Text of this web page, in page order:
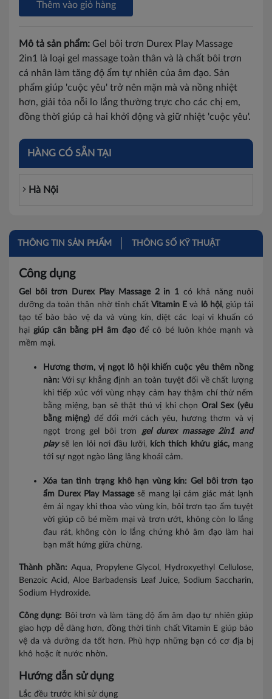
Thêm vào giỏ hàng
Mô tả sản phẩm: Gel bôi trơn Durex Play Massage
2in1 là loại gel massage toàn thân và là chất bôi trơn
cá nhân làm tăng độ ẩm tự nhiên của âm đạo. Sản
phẩm giúp 'cuộc yêu' trở nên mặn mà và nồng nhiệt
hơn, giải tỏa nỗi lo lắng thường trực cho các chị em,
đồng thời giúp cả hai khởi động và giữ nhiệt 'cuộc yêu'.
HÀNG CÓ SẴN TẠI
Hà Nội
THÔNG TIN SẢN PHẨM THÔNG SỐ KỸ THUẬT
Công dụng
Gel bôi trơn Durex Play Massage 2 in 1có khả năng nuôi
dưỡng da toàn thân nhờ tinh chấtVitamin Evà lô hội, giúp tái
tạo tế bào bảo vệ da và vùng kín, diệt các loại vi khuẩn có
hại giúp cân bằng pH âm đạo để cô bé luôn khỏe mạnh và
mềm mại.
Hương thơm, vị ngọt lô hội khiến cuộc yêu thêm nồng
nàn: Với sự khẳng định an toàn tuyệt đối về chất lượng
khi tiếp xúc với vùng nhạy cảm hay thậm chí thử nếm
bằng miệng, bạn sẽ thật thú vị khi chọn Oral Sex (yêu
bằng miệng) để đổi mới cách yêu, hương thơm và vị
ngọt trong gel bôi trơn gel durex massage 2in1 and
playsẽ len lỏi nơi đầu lưỡi, kích thích khứu giác,mang
tới sự ngọt ngào lâng lâng khoái cảm.
Xóa tan tình trạng khô hạn vùng kín:Gel bôi trơn tạo
ẩm Durex Play Massagesẽ mang lại cảm giác mát lạnh
êm ái ngay khi thoa vào vùng kín, bôi trơn tạo ẩm tuyệt
vời giúp cô bé mềm mại và trơn ướt, không còn lo lắng
đau rát, không còn lo lắng chứng khô âm đạo làm hai
bạn mất hứng giữa chừng.
Thành phần: Aqua, Propylene Glycol, Hydroxyethyl Cellulose,
Benzoic Acid, Aloe Barbadensis Leaf Juice, Sodium Saccharin,
Sodium Hydroxide.
Công dụng: Bôi trơn và làm tăng độ ẩm âm đạo tự nhiên giúp
giao hợp dễ dàng hơn, đồng thời tinh chất Vitamin E giúp bảo
vệ da và dưỡng da tốt hơn. Phù hợp những bạn có cơ địa bị
khô hoặc ít nước nhờn.
Hướng dẫn sử dụng
Lắc đều trước khi sử dụng